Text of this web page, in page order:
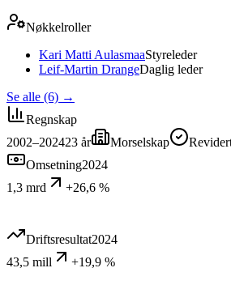
Nøkkelroller
Kari Matti AulasmaaStyreleder
Leif-Martin DrangeDaglig leder
Se alle (6) →
Regnskap
2002–202423 år Morselskap
Omsetning2024
1,3 mrd
+26,6 %
Driftsresultat2024
43,5 mill
+19,9 %